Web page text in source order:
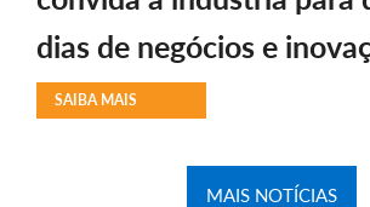
dias de negócios e
SAIBA MAIS
MAIS NOTÍCIAS